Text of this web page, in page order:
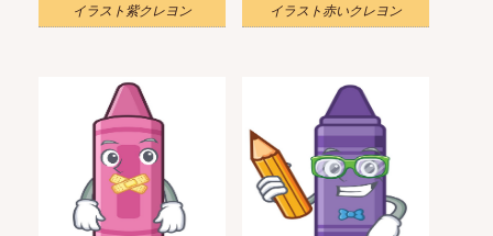
イラスト紫クレヨン イラスト赤いクレヨン